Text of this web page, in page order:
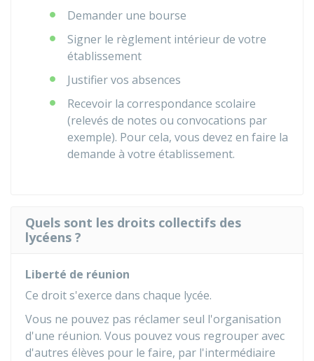
Demander une bourse
Signer le règlement intérieur de votre
établissement
Justifier vos absences
Recevoir la correspondance scolaire
(relevés de notes ou convocations par
exemple). Pour cela, vous devez en faire la
demande à votre établissement.
Quels sont les droits collectifs des
lycéens ?
Liberté de réunion
Ce droit s'exerce dans chaque lycée.
Vous ne pouvez pas réclamer seul l'organisation
d'une réunion. Vous pouvez vous regrouper avec
d'autres élèves pour le faire, par l'intermédiaire